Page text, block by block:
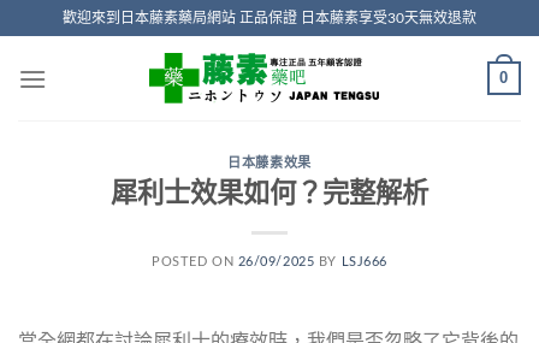
content
歡迎來到日本藤素藥局網站 正品保證 日本藤素享受30天無效退款
0
日本藤素效果
犀利士效果如何？完整解析
POSTED ON 26/09/2025 BY LSJ666